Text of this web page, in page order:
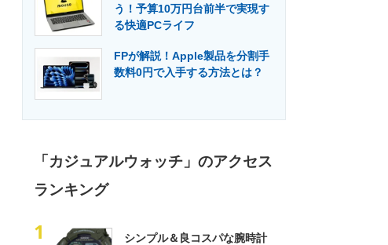
う！予算10万円台前半で実現す
る快適PCライフ
FPが解説！Apple製品を分割手
数料0円で入手する方法とは？
「カジュアルウォッチ」のアクセス
ランキング
1
シンプル＆良コスパな腕時計